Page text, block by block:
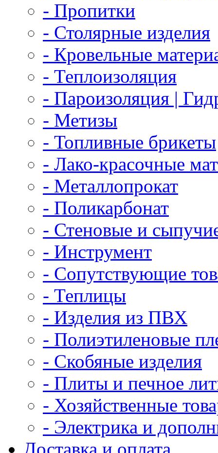
- Пропитки
- Столярные изделия
- Кровельные
- Теплоизоляция
- Пароизоляция |
- Метизы
- Топливные брикеты
- Лако-красочные
- Металлопрокат
- Поликарбонат
- Стеновые и
- Инструмент
- Сопутствующие
- Теплицы
- Изделия из ПВХ
- Полиэтиленовые
- Скобяные изделия
- Плиты и печное
- Хозяйственные
- Электрика и
Доставка и оплата